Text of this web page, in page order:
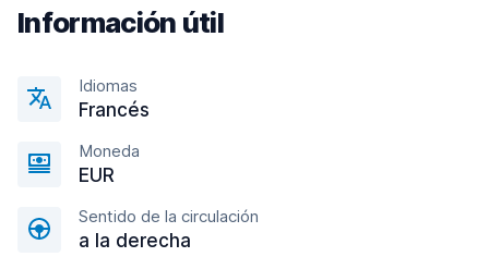
Información útil
Idiomas
Francés
Moneda
EUR
Sentido de la circulación
a la derecha